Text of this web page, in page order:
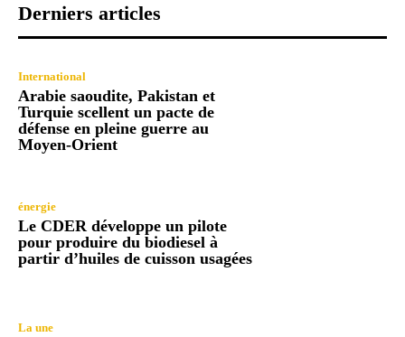
Derniers articles
International
Arabie saoudite, Pakistan et
Turquie scellent un pacte de
défense en pleine guerre au
Moyen-Orient
énergie
Le CDER développe un pilote
pour produire du biodiesel à
partir d’huiles de cuisson usagées
La une